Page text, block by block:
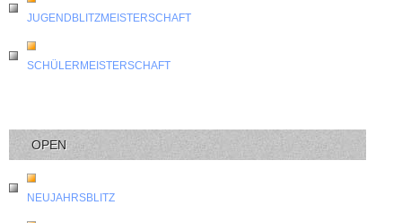
JUGENDBLITZMEISTERSCHAFT
SCHÜLERMEISTERSCHAFT
OPEN
NEUJAHRSBLITZ